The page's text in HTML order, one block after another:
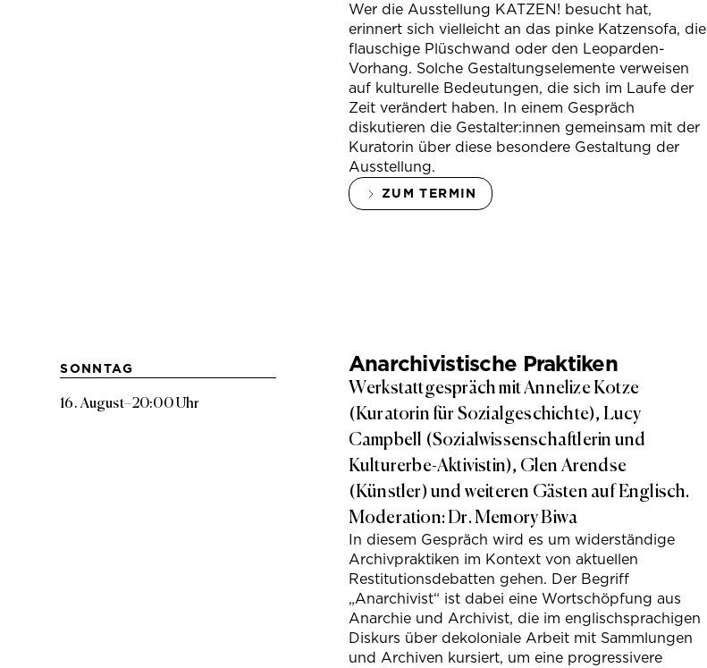
Wer die Ausstellung KATZEN! besucht hat,
erinnert sich vielleicht an das pinke Katzensofa, die
flauschige Plüschwand oder den Leoparden-
Vorhang. Solche Gestaltungselemente verweisen
auf kulturelle Bedeutungen, die sich im Laufe der
Zeit verändert haben. In einem Gespräch
diskutieren die Gestalter:innen gemeinsam mit der
Kuratorin über diese besondere Gestaltung der
Ausstellung.
ZUM TERMIN
SONNTAG
16. August–20:00 Uhr
Anarchivistische Praktiken
Werkstattgespräch mit Annelize Kotze
(Kuratorin für Sozialgeschichte), Lucy
Campbell (Sozialwissenschaftlerin und
Kulturerbe-Aktivistin), Glen Arendse
(Künstler) und weiteren Gästen auf Englisch.
Moderation: Dr. Memory Biwa
In diesem Gespräch wird es um widerständige
Archivpraktiken im Kontext von aktuellen
Restitutionsdebatten gehen. Der Begriff
„Anarchivist“ ist dabei eine Wortschöpfung aus
Anarchie und Archivist, die im englischsprachigen
Diskurs über dekoloniale Arbeit mit Sammlungen
und Archiven kursiert, um eine progressivere